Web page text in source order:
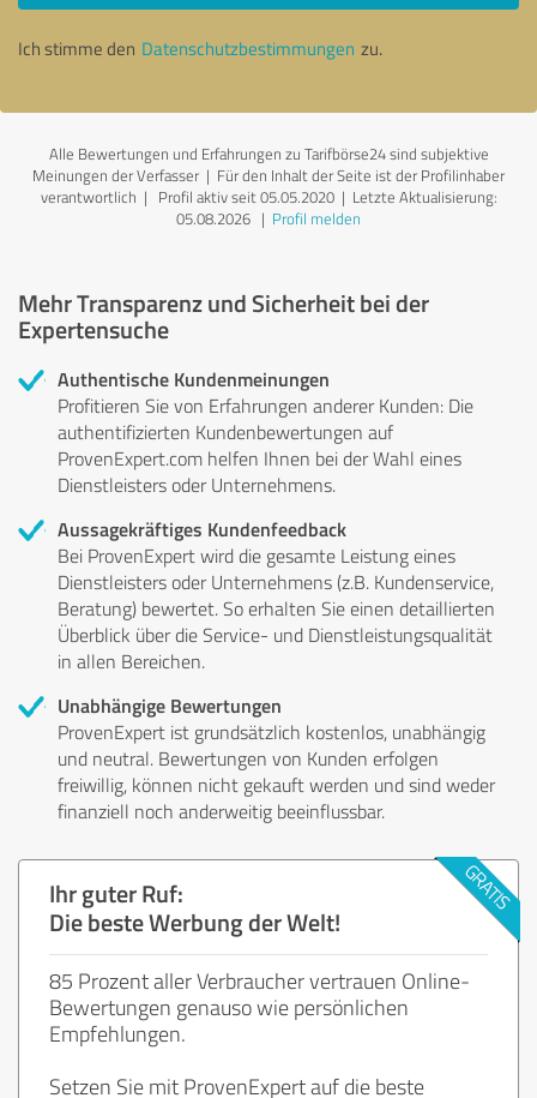
Ich stimme den Datenschutzbestimmungen zu.
Alle Bewertungen und Erfahrungen zu Tarifbörse24 sind subjektive
Meinungen der Verfasser | Für den Inhalt der Seite ist der Profilinhaber
verantwortlich | Profil aktiv seit 05.05.2020 | Letzte Aktualisierung:
05.08.2026 | Profil melden
Mehr Transparenz und Sicherheit bei der
Expertensuche
Authentische Kundenmeinungen
Profitieren Sie von Erfahrungen anderer Kunden: Die
authentifizierten Kundenbewertungen auf
ProvenExpert.com helfen Ihnen bei der Wahl eines
Dienstleisters oder Unternehmens.
Aussagekräftiges Kundenfeedback
Bei ProvenExpert wird die gesamte Leistung eines
Dienstleisters oder Unternehmens (z.B. Kundenservice,
Beratung) bewertet. So erhalten Sie einen detaillierten
Überblick über die Service- und Dienstleistungsqualität
in allen Bereichen.
Unabhängige Bewertungen
ProvenExpert ist grundsätzlich kostenlos, unabhängig
und neutral. Bewertungen von Kunden erfolgen
freiwillig, können nicht gekauft werden und sind weder
finanziell noch anderweitig beeinflussbar.
Ihr guter Ruf:
Die beste Werbung der Welt!
85 Prozent aller Verbraucher vertrauen Online-
Bewertungen genauso wie persönlichen
Empfehlungen.
Setzen Sie mit ProvenExpert auf die beste